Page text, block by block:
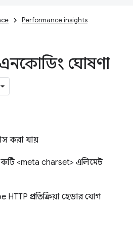
Performance insights
ঘোষণা
করা যায়
<meta charset> এলিমেন্ট
প্রতিক্রিয়া হেডার যোগ